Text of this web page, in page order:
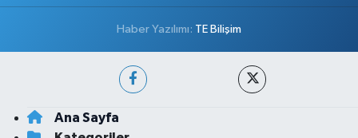
Haber Yazılımı: TE Bilişim
Ana Sayfa